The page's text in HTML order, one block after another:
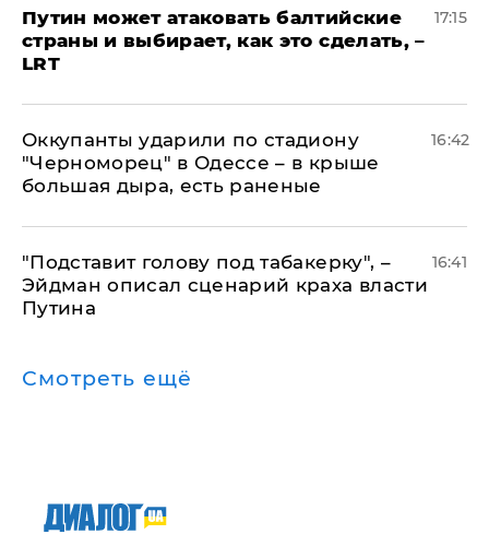
Путин может атаковать балтийские
страны и выбирает, как это сделать, –
LRT
17:15
Оккупанты ударили по стадиону
"Черноморец" в Одессе – в крыше
большая дыра, есть раненые
16:42
​"Подставит голову под табакерку", –
Эйдман описал сценарий краха власти
Путина
16:41
Смотреть ещё